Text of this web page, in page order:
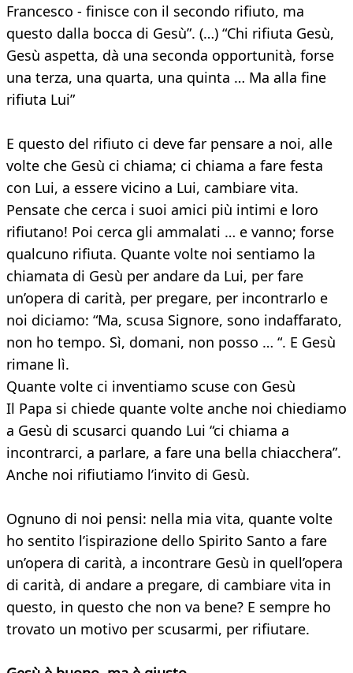
Francesco - finisce con il secondo rifiuto, ma
questo dalla bocca di Gesù”. (…) “Chi rifiuta Gesù,
Gesù aspetta, dà una seconda opportunità, forse
una terza, una quarta, una quinta … Ma alla fine
rifiuta Lui”
E questo del rifiuto ci deve far pensare a noi, alle
volte che Gesù ci chiama; ci chiama a fare festa
con Lui, a essere vicino a Lui, cambiare vita.
Pensate che cerca i suoi amici più intimi e loro
rifiutano! Poi cerca gli ammalati … e vanno; forse
qualcuno rifiuta. Quante volte noi sentiamo la
chiamata di Gesù per andare da Lui, per fare
un’opera di carità, per pregare, per incontrarlo e
noi diciamo: “Ma, scusa Signore, sono indaffarato,
non ho tempo. Sì, domani, non posso … “. E Gesù
rimane lì.
Quante volte ci inventiamo scuse con Gesù
Il Papa si chiede quante volte anche noi chiediamo
a Gesù di scusarci quando Lui “ci chiama a
incontrarci, a parlare, a fare una bella chiacchera”.
Anche noi rifiutiamo l’invito di Gesù.
Ognuno di noi pensi: nella mia vita, quante volte
ho sentito l’ispirazione dello Spirito Santo a fare
un’opera di carità, a incontrare Gesù in quell’opera
di carità, di andare a pregare, di cambiare vita in
questo, in questo che non va bene? E sempre ho
trovato un motivo per scusarmi, per rifiutare.